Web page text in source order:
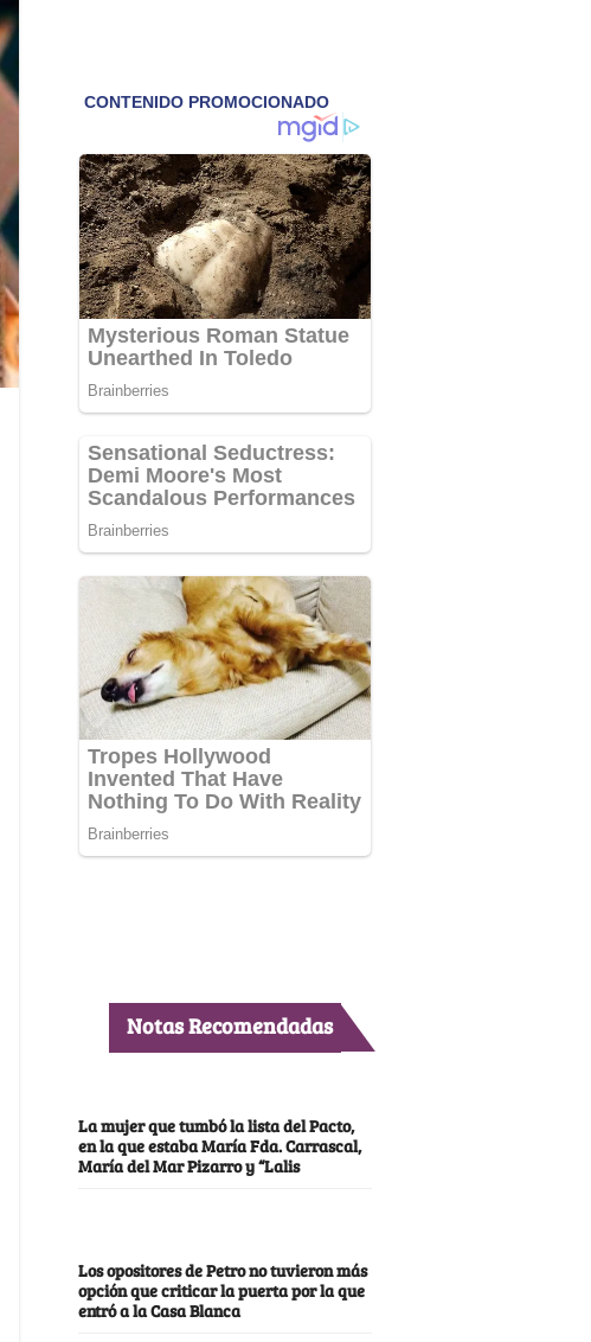
Notas Recomendadas
La mujer que tumbó la lista del Pacto,
en la que estaba María Fda. Carrascal,
María del Mar Pizarro y “Lalis
Los opositores de Petro no tuvieron más
opción que criticar la puerta por la que
entró a la Casa Blanca